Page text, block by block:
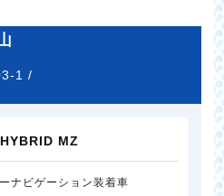
1 /
MZ
ナビゲーション装着車